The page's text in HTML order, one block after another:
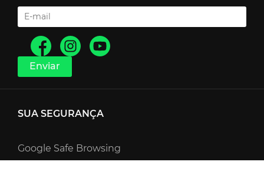
SUA SEGURANÇA
Google Safe Browsing